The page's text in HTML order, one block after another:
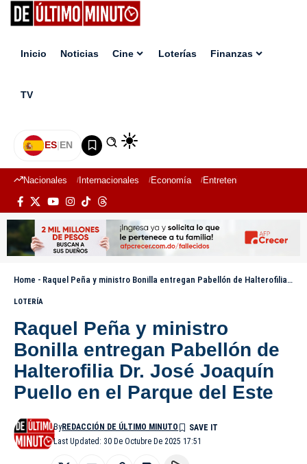
Inicio Noticias Cine Loterías Finanzas
TV
ES|EN
Nacionales Internacionales Economía Entretenimiento
Home - Raquel Peña y ministro Bonilla entregan Pabellón de Halterofilia Dr. José Joaquín Puello en el Parque del Este
LOTERÍA
Raquel Peña y ministro
Bonilla entregan Pabellón de
Halterofilia Dr. José Joaquín
Puello en el Parque del Este
Last Updated: 30 De Octubre De 2025 17:51
ByREDACCIÓN DE ÚLTIMO MINUTO